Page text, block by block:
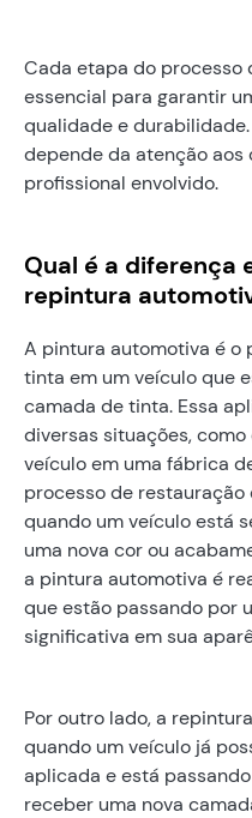
Cada etapa do
essencial para garantir
qualidade e
depende da atenção
profissional envolvido.
Qual é a diferença
repintura
A pintura automotiva é o
tinta em um veículo que
camada de tinta. Essa
diversas situações,
veículo em uma fábrica
processo de
quando um veículo está
uma nova cor ou
a pintura automotiva é
que estão passando por
significativa em sua
Por outro lado, a
quando um veículo já
aplicada e está
receber uma nova